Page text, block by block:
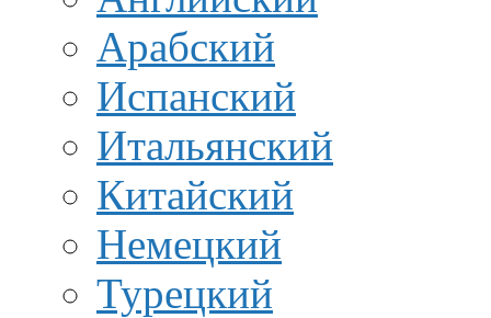
Арабский
Испанский
Итальянский
Китайский
Немецкий
Турецкий